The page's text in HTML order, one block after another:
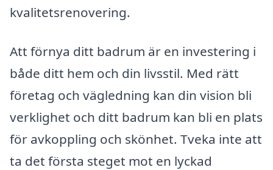
kvalitetsrenovering.
Att förnya ditt badrum är en investering i
både ditt hem och din livsstil. Med rätt
företag och vägledning kan din vision bli
verklighet och ditt badrum kan bli en plats
för avkoppling och skönhet. Tveka inte att
ta det första steget mot en lyckad